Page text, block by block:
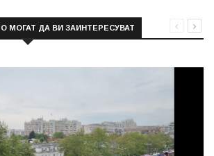
МОГАТ ДА ВИ ЗАИНТЕРЕСУВАТ